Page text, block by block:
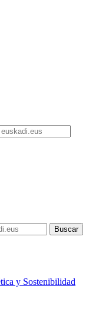
y Sostenibilidad